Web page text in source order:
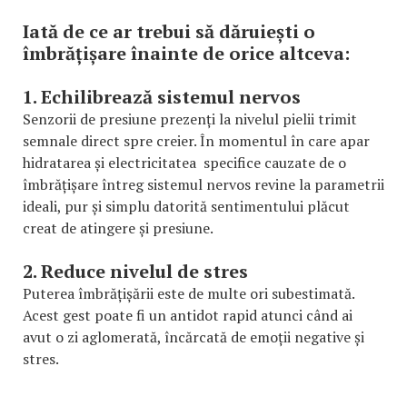
Iată de ce ar trebui să dăruiești o
îmbrățișare înainte de orice altceva:
1. Echilibrează sistemul nervos
Senzorii de presiune prezenți la nivelul pielii trimit
semnale direct spre creier. În momentul în care apar
hidratarea și electricitatea specifice cauzate de o
îmbrățișare întreg sistemul nervos revine la parametrii
ideali, pur și simplu datorită sentimentului plăcut
creat de atingere și presiune.
2. Reduce nivelul de stres
Puterea îmbrățișării este de multe ori subestimată.
Acest gest poate fi un antidot rapid atunci când ai
avut o zi aglomerată, încărcată de emoții negative și
stres.